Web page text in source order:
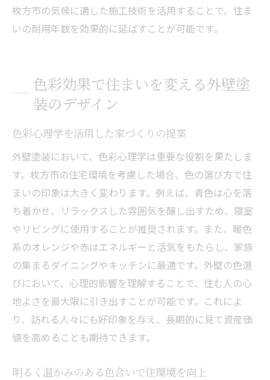
枚方市の気候に適した施工技術を活用することで、住ま
いの耐用年数を効果的に延ばすことが可能です。
色彩効果で住まいを変える外壁塗
装のデザイン
色彩心理学を活用した家づくりの提案
外壁塗装において、色彩心理学は重要な役割を果たしま
す。枚方市の住宅環境を考慮した場合、色の選び方で住
まいの印象は大きく変わります。例えば、青色は心を落
ち着かせ、リラックスした雰囲気を醸し出すため、寝室
やリビングに使用することが推奨されます。また、暖色
系のオレンジや赤はエネルギーと活気をもたらし、家族
の集まるダイニングやキッチンに最適です。外壁の色選
びにおいて、心理的影響を理解することで、住む人の心
地よさを最大限に引き出すことが可能です。これによ
り、訪れる人々にも好印象を与え、長期的に見て資産価
値を高めることも期待できます。
明るく温かみのある色合いで住環境を向上